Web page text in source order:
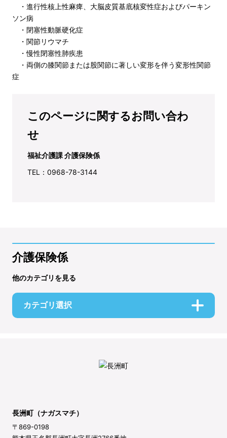
・進行性核上性麻痺、大脳皮質基底核変性症およびパーキン
ソン病
・閉塞性動脈硬化症
・関節リウマチ
・慢性閉塞性肺疾患
・両側の膝関節または股関節に著しい変形を伴う変形性関節
症
このページに関するお問い合わ
せ
福祉介護課 介護保険係
TEL：0968-78-3144
介護保険係
他のカテゴリを見る
カテゴリ選択
長洲町（ナガスマチ）
〒869-0198